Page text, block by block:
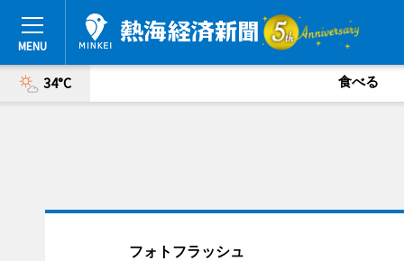
34°C 食べる
フォトフラッシュ